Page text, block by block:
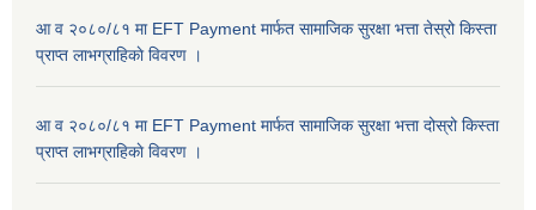
आ व २०८०/८१ मा EFT Payment मार्फत सामाजिक सुरक्षा भत्ता तेस्रो किस्ता
प्राप्त लाभग्राहिकाे विवरण ।
आ व २०८०/८१ मा EFT Payment मार्फत सामाजिक सुरक्षा भत्ता दोस्रो किस्ता
प्राप्त लाभग्राहिकाे विवरण ।